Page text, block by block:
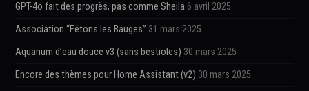
GPT-4o fait des progrès, pas comme Sheila 6 avril 2025
Association “Fêtons les Bauges” 31 mars 2025
Aquarium d’eau douce v3 (sans bestioles) 30 mars 2025
Encore des thèmes pour Home Assistant (v2) 30 mars 2025